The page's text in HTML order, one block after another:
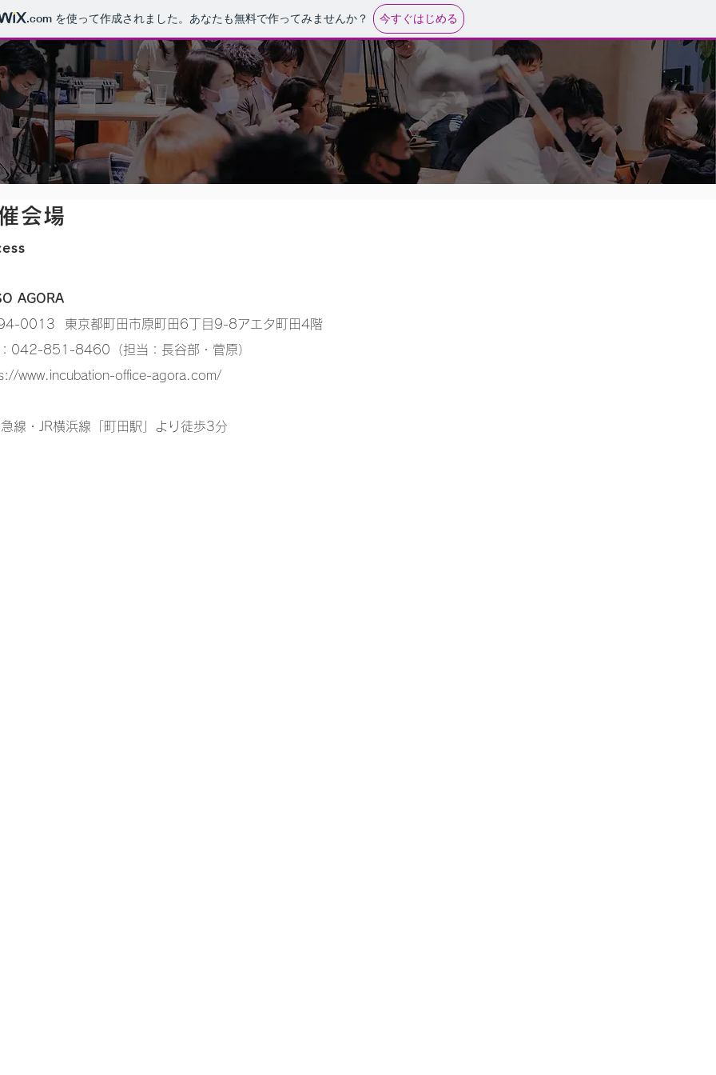
.com を使って作成されました。あなたも無料で作ってみませんか？ 今すぐはじめる
会場
AGORA
0013 東京都町田市原町田6丁目9-8アエタ町田4階
：042-851-8460（担当：長谷部・菅原）
www.incubation-office-agora.com/
線・JR横浜線「町田駅」より徒歩3分